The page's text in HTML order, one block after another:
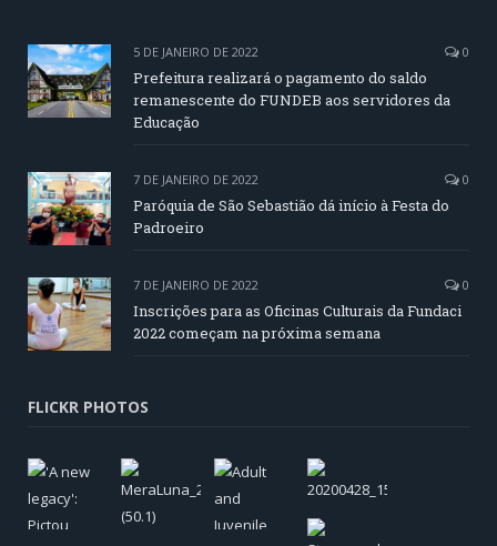
5 DE JANEIRO DE 2022 0
Prefeitura realizará o pagamento do saldo
remanescente do FUNDEB aos servidores da
Educação
7 DE JANEIRO DE 2022 0
Paróquia de São Sebastião dá início à Festa do
Padroeiro
7 DE JANEIRO DE 2022 0
Inscrições para as Oficinas Culturais da Fundaci
2022 começam na próxima semana
FLICKR PHOTOS